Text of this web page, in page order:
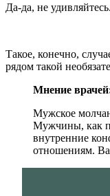
Да-да, не
Такое, конечно,
рядом такой
Мнение
Мужское
Мужчины, как
внутренние
отношениям.